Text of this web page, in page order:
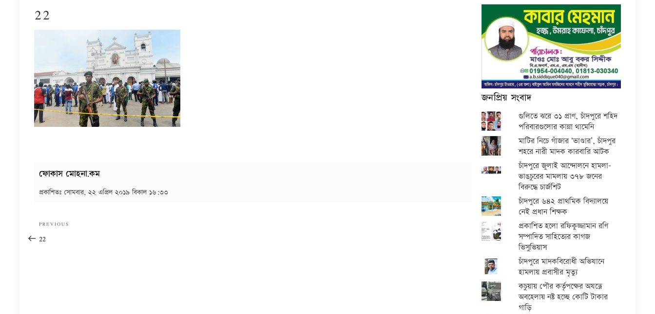
22
ফোকাস মোহনা.কম
প্রকাশিতঃ সোমবার, ২২ এপ্রিল ২০১৯ বিকাল ১৬:৩৩
Previous
Post
PREVIOUS
22
জনপ্রিয় সংবাদ
গুলিতে ঝরে ৩১ প্রাণ, চাঁদপুরে শহিদ
পরিবারগুলোর কান্না থামেনি
মাটির নিচে গাঁজার ‘ভাণ্ডার’, চাঁদপুর
শহরে নারী মাদক কারবারি আটক
চাঁদপুরে জুলাই আন্দোলনে হামলা-
ভাঙচুরের মামলায় ৩৭৮ জনের
বিরুদ্ধে চার্জশিট
চাঁদপুরে ৬৪২ প্রাথমিক বিদ্যালয়ে
নেই প্রধান শিক্ষক
প্রকাশিত হলো রফিকুজ্জামান রণি
সম্পাদিত সাহিত্যের কাগজ
ভিসুভিয়াস
চাঁদপুরে মাদকবিরোধী অভিযানে
হামলায় প্রবাসীর মৃত্যু
কচুয়ায় পৌর কর্তৃপক্ষের অযত্নে
অবহেলায় নষ্ট হচ্ছে কোটি টাকার
গাড়ি